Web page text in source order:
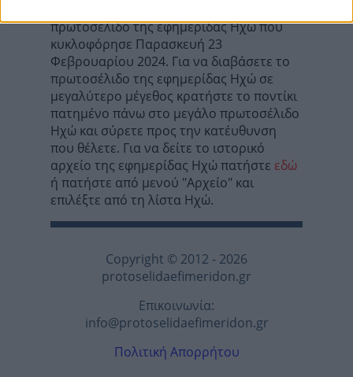
πρωτοσέλιδο της εφημερίδας Ηχώ που
κυκλοφόρησε Παρασκευή 23
Φεβρουαρίου 2024. Για να διαβάσετε το
πρωτοσέλιδο της εφημερίδας Ηχώ σε
μεγαλύτερο μέγεθος κρατήστε το ποντίκι
πατημένο πάνω στο μεγάλο πρωτοσέλιδο
Ηχώ και σύρετε προς την κατέυθυνση
που θέλετε. Για να δείτε το ιστορικό
αρχείο της εφημερίδας Ηχώ πατήστε εδώ
ή πατήστε από μενού "Αρχείο" και
επιλέξτε από τη λίστα Ηχώ.
Copyright © 2012 - 2026
protoselidaefimeridon.gr
Επικοινωνία:
info@protoselidaefimeridon.gr
Πολιτική Απορρήτου